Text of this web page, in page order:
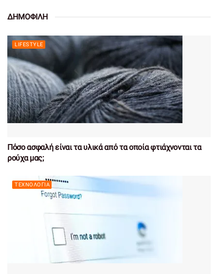
ΔΗΜΟΦΙΛΗ
LIFESTYLE
Πόσο ασφαλή είναι τα υλικά από τα οποία φτιάχνονται τα
ρούχα μας;
ΤΕΧΝΟΛΟΓΊΑ